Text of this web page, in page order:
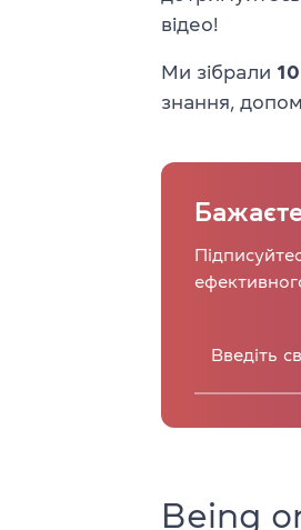
відео!
Ми зібрали
знання,
Being